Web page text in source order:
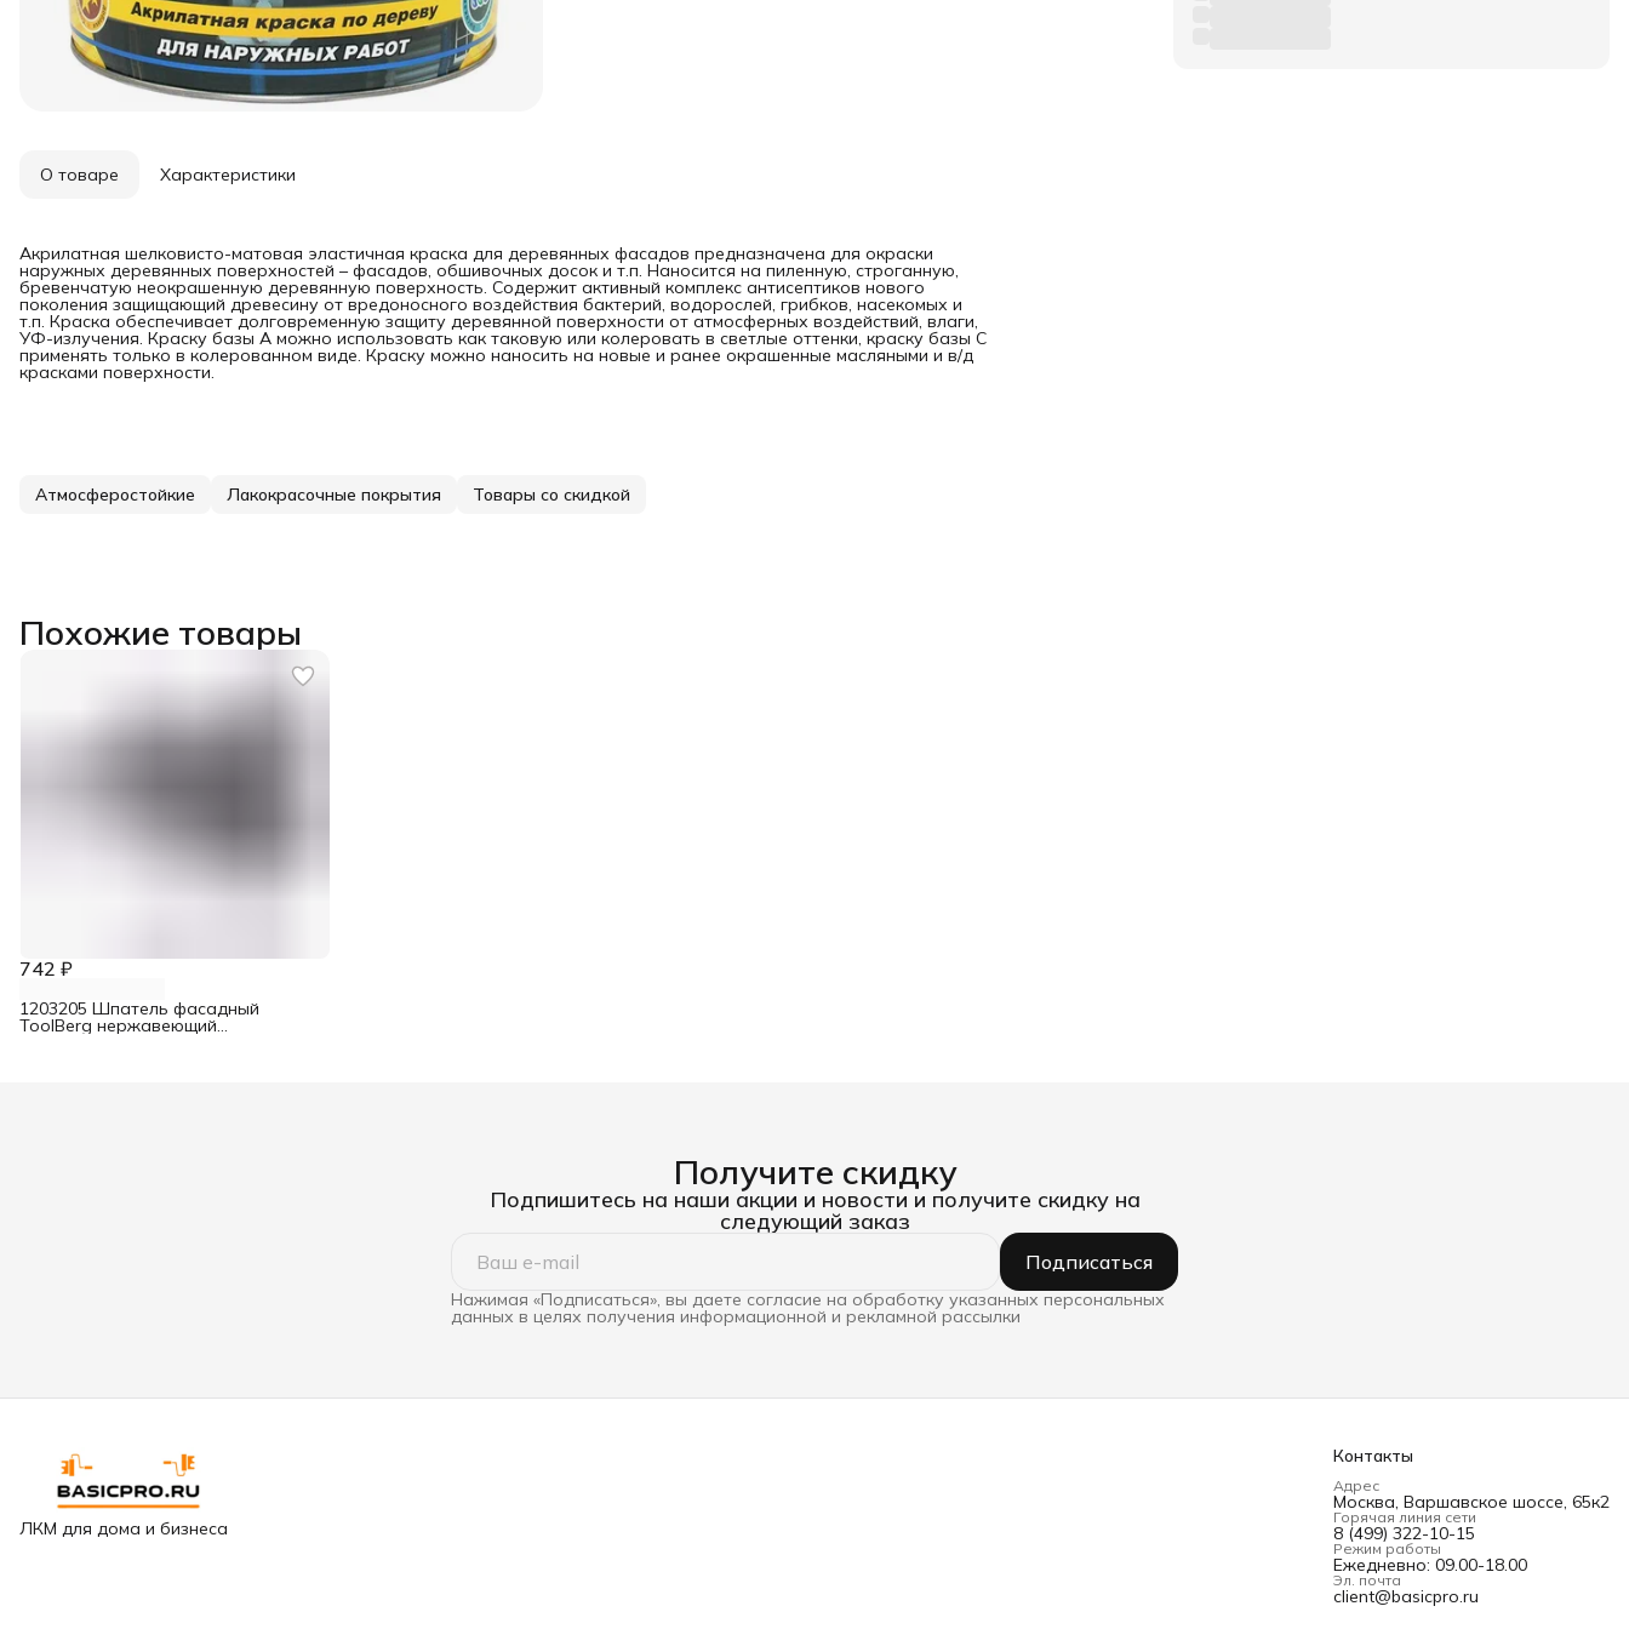
О товаре Характеристики
Акрилатная шелковисто-матовая эластичная краска для деревянных фасадов предназначена для окраски
наружных деревянных поверхностей – фасадов, обшивочных досок и т.п. Наносится на пиленную, строганную,
бревенчатую неокрашенную деревянную поверхность. Содержит активный комплекс антисептиков нового
поколения защищающий древесину от вредоносного воздействия бактерий, водорослей, грибков, насекомых и
т.п. Краска обеспечивает долговременную защиту деревянной поверхности от атмосферных воздействий, влаги,
УФ-излучения. Краску базы А можно использовать как таковую или колеровать в светлые оттенки, краску базы С
применять только в колерованном виде. Краску можно наносить на новые и ранее окрашенные масляными и в/д
красками поверхности.
Атмосферостойкие Лакокрасочные покрытия Товары со скидкой
Похожие товары
742 ₽
1203205 Шпатель фасадный
ToolBerg нержавеющий
Получите скидку
Подпишитесь на наши акции и новости и получите скидку на
следующий заказ
Подписаться
Нажимая «Подписаться», вы даете согласие на обработку указанных персональных
данных в целях получения информационной и рекламной рассылки
ЛКМ для дома и бизнеса
Контакты
Адрес
Москва, Варшавское шоссе, 65к2
Горячая линия сети
8 (499) 322-10-15
Режим работы
Ежедневно: 09.00-18.00
Эл. почта
client@basicpro.ru